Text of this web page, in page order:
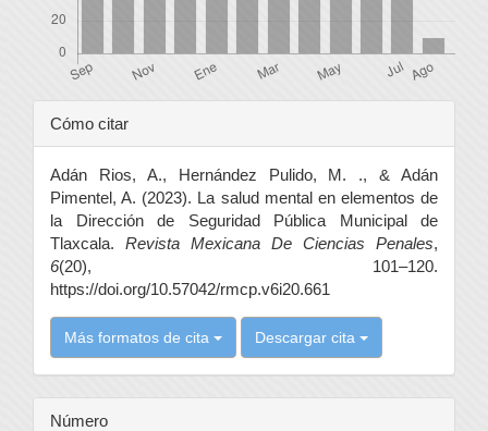
Detalles
del
artículo
Cómo citar
Adán Rios, A., Hernández Pulido, M. ., & Adán
Pimentel, A. (2023). La salud mental en elementos de
la Dirección de Seguridad Pública Municipal de
Tlaxcala. Revista Mexicana De Ciencias Penales,
6(20), 101–120.
https://doi.org/10.57042/rmcp.v6i20.661
Más formatos de cita Descargar cita
Número